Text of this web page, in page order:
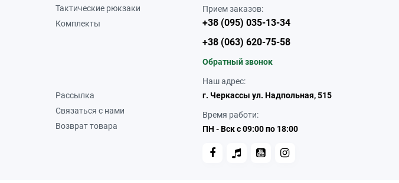
Тактические рюкзаки
Комплекты
Рассылка
Связаться с нами
Возврат товара
Прием заказов:
+38 (095) 035-13-34
+38 (063) 620-75-58
Обратный звонок
Наш адрес:
г. Черкассы ул. Надпольная, 515
Время работи:
ПН - Вск с 09:00 по 18:00